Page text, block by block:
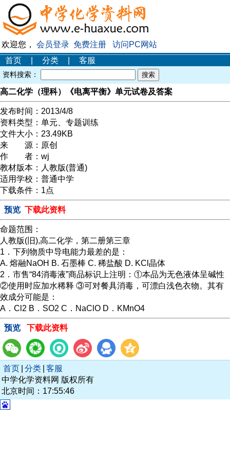
欢迎您， 会员登录 免费注册
访问PC网站
首页
分类 客服
资料搜索：
高二化学（理科）《电离平衡》单元试卷及答案
发布时间： 2013/4/8
资料类型： 单元、专题训练
文件大小： 23.49KB
来 源： 原创
作 者： wj
教材版本： 人教版(普通)
适用学校： 普通中学
下载条件： 1点
预览 下载此资料
命题范围：
人教版(旧),高二化学，第二册第三章
1．下列物质中导电能力最差的是：
A. 熔融NaOH B. 石墨棒 C. 稀盐酸 D. KCl晶体
2．市售“84消毒液”商品标识上注明：①本品为无色液体呈碱性
②使用时应加水稀释 ③可对餐具消毒，可漂白浅色衣物。其有
效成分可能是：
A．Cl2 B．SO2 C．NaClO D．KMnO4
预览 下载此资料
首页 分类 客服
中学化学资料网 版权所有
北京时间：17:55:46